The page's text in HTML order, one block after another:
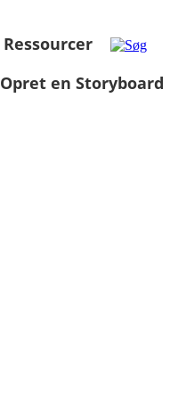
Ressourcer
Opret en Storyboard